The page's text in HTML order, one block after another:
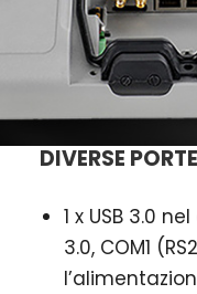
DIVERSE PORTE
1 x USB 3.0
3.0, COM1